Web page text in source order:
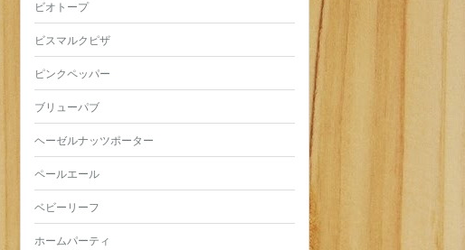
ビオトープ
ビスマルクピザ
ピンクペッパー
ブリューパブ
ヘーゼルナッツポーター
ペールエール
ベビーリーフ
ホームパーティ